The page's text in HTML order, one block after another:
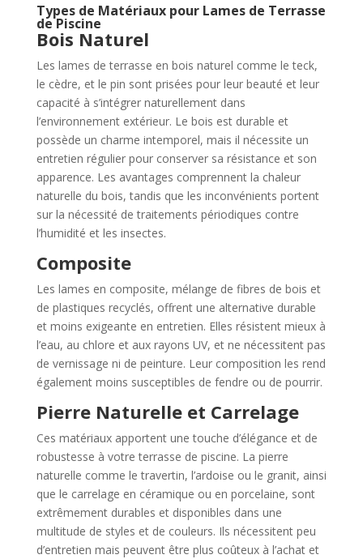
Types de Matériaux pour Lames de Terrasse
de Piscine
Bois Naturel
Les lames de terrasse en bois naturel comme le teck,
le cèdre, et le pin sont prisées pour leur beauté et leur
capacité à s’intégrer naturellement dans
l’environnement extérieur. Le bois est durable et
possède un charme intemporel, mais il nécessite un
entretien régulier pour conserver sa résistance et son
apparence. Les avantages comprennent la chaleur
naturelle du bois, tandis que les inconvénients portent
sur la nécessité de traitements périodiques contre
l’humidité et les insectes.
Composite
Les lames en composite, mélange de fibres de bois et
de plastiques recyclés, offrent une alternative durable
et moins exigeante en entretien. Elles résistent mieux à
l’eau, au chlore et aux rayons UV, et ne nécessitent pas
de vernissage ni de peinture. Leur composition les rend
également moins susceptibles de fendre ou de pourrir.
Pierre Naturelle et Carrelage
Ces matériaux apportent une touche d’élégance et de
robustesse à votre terrasse de piscine. La pierre
naturelle comme le travertin, l’ardoise ou le granit, ainsi
que le carrelage en céramique ou en porcelaine, sont
extrêmement durables et disponibles dans une
multitude de styles et de couleurs. Ils nécessitent peu
d’entretien mais peuvent être plus coûteux à l’achat et